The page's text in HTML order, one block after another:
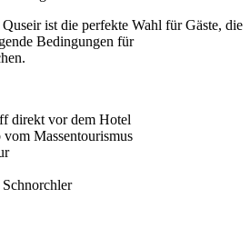
ist die perfekte Wahl für Gäste, die
Bedingungen für
direkt vor dem Hotel
Massentourismus